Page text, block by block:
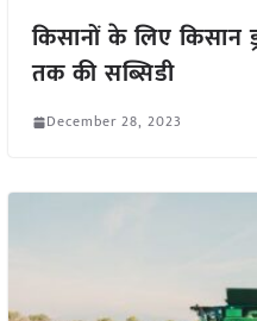
किसानों के लिए
तक की सब्सिडी
December 28, 2023